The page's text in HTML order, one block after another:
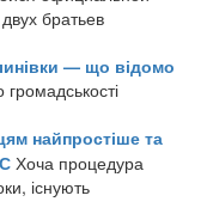
братьев
— що відомо
найпростіше та
Хоча процедура
існують